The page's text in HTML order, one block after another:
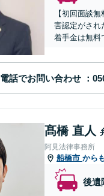
【初回面談
害認定がされ
着手金は無料
電話でお問い合わせ
髙橋 直人
阿見法律事務所
船橋市 から
後遺